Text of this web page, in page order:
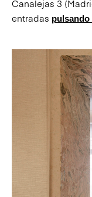
Canalejas 3
entradas pulsando